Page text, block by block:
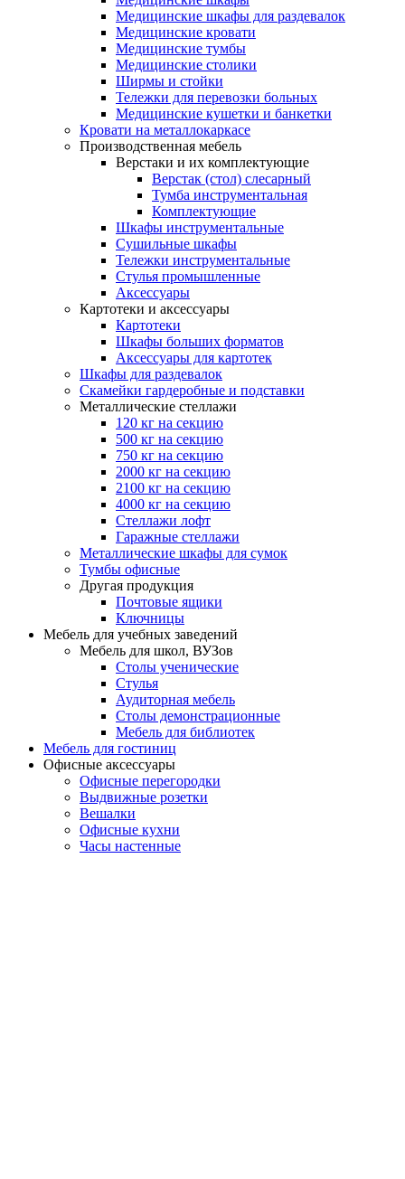
Медицинские шкафы для раздевалок
Медицинские кровати
Медицинские тумбы
Медицинские столики
Ширмы и стойки
Тележки для перевозки больных
Медицинские кушетки и банкетки
Кровати на металлокаркасе
Производственная мебель
Верстаки и их комплектующие
Верстак (стол) слесарный
Тумба инструментальная
Комплектующие
Шкафы инструментальные
Сушильные шкафы
Тележки инструментальные
Стулья промышленные
Аксессуары
Картотеки и аксессуары
Картотеки
Шкафы больших форматов
Аксессуары для картотек
Шкафы для раздевалок
Скамейки гардеробные и подставки
Металлические стеллажи
120 кг на секцию
500 кг на секцию
750 кг на секцию
2000 кг на секцию
2100 кг на секцию
4000 кг на секцию
Стеллажи лофт
Гаражные стеллажи
Металлические шкафы для сумок
Тумбы офисные
Другая продукция
Почтовые ящики
Ключницы
Мебель для учебных заведений
Мебель для школ, ВУЗов
Столы ученические
Стулья
Аудиторная мебель
Столы демонстрационные
Мебель для библиотек
Мебель для гостиниц
Офисные аксессуары
Офисные перегородки
Выдвижные розетки
Вешалки
Офисные кухни
Часы настенные